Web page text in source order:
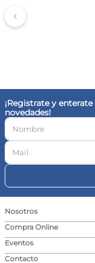
¡Registrate y
novedades!
Nosotros
Compra Online
Eventos
Contacto